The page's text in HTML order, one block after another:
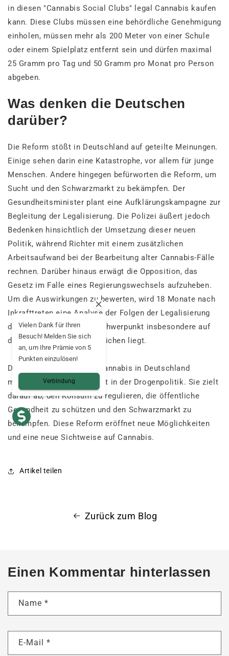
in diesen "Cannabis Social Clubs" legal Cannabis kaufen
kann. Diese Clubs müssen eine behördliche Genehmigung
einholen, müssen mehr als 200 Meter von einer Schule
oder einem Spielplatz entfernt sein und dürfen maximal
25 Gramm pro Tag und 50 Gramm pro Monat pro Person
abgeben.
Was denken die Deutschen
darüber?
Die Reform stößt in Deutschland auf geteilte Meinungen.
Einige sehen darin eine Katastrophe, vor allem für junge
Menschen. Andere hingegen befürworten die Reform, um
Sucht und den Schwarzmarkt zu bekämpfen. Der
Gesundheitsminister plant eine Aufklärungskampagne zur
Begleitung der Legalisierung. Die Polizei äußert jedoch
Bedenken hinsichtlich der Umsetzung dieser neuen
Politik, während Richter mit einem zusätzlichen
Arbeitsaufwand bei der Bearbeitung alter Cannabis-Fälle
rechnen. Darüber hinaus erwägt die Opposition, das
Gesetz im Falle eines Regierungswechsels aufzuheben.
Um die Auswirkungen zu bewerten, wird 18 Monate nach
Inkrafttreten eine Analyse der Folgen der Legalisierung
durchgeführt, wobei der Schwerpunkt insbesondere auf
der Prävention bei Jugendlichen liegt.
Diese Legalisierung von Cannabis in Deutschland
markiert einen Wendepunkt in der Drogenpolitik. Sie zielt
darauf ab, den Konsum zu regulieren, die öffentliche
Gesundheit zu schützen und den Schwarzmarkt zu
bekämpfen. Diese Reform eröffnet neue Möglichkeiten
und eine neue Sichtweise auf Cannabis.
Artikel teilen
Zurück zum Blog
Einen Kommentar hinterlassen
Name *
E-Mail *
Vielen Dank für Ihren
Besuch! Melden Sie sich
an, um Ihre Prämie von 5
Punkten einzulösen!
Verbindung